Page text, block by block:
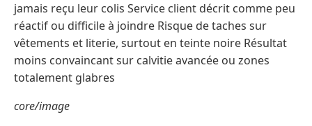
jamais reçu leur colis Service client décrit comme peu
réactif ou difficile à joindre Risque de taches sur
vêtements et literie, surtout en teinte noire Résultat
moins convaincant sur calvitie avancée ou zones
totalement glabres
core/image